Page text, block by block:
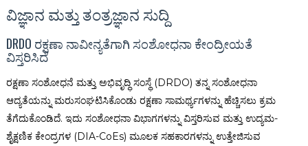
ವಿಜ್ಞಾನ ಮತ್ತು ತಂತ್ರಜ್ಞಾನ ಸುದ್ದಿ
DRDO ರಕ್ಷಣಾ ನಾವೀನ್ಯತೆಗಾಗಿ ಸಂಶೋಧನಾ ಕೇಂದ್ರೀಯತೆ
ವಿಸ್ತರಿಸಿದೆ
ರಕ್ಷಣಾ ಸಂಶೋಧನೆ ಮತ್ತು ಅಭಿವೃದ್ಧಿ ಸಂಸ್ಥೆ (DRDO) ತನ್ನ ಸಂಶೋಧನಾ
ಆದ್ಯತೆಯನ್ನು ಮರುಸಂಘಟಿಸಿಕೊಂಡು ರಕ್ಷಣಾ ಸಾಮರ್ಥ್ಯಗಳನ್ನು ಹೆಚ್ಚಿಸಲು ಕ್ರಮ
ತೆಗೆದುಕೊಂಡಿದೆ. ಇದು ಸಂಶೋಧನಾ ವಿಭಾಗಗಳನ್ನು ವಿಸ್ತರಿಸುವ ಮತ್ತು ಉದ್ಯಮ-
ಶೈಕ್ಷಣಿಕ ಕೇಂದ್ರಗಳ (DIA-CoEs) ಮೂಲಕ ಸಹಕಾರಗಳನ್ನು ಉತ್ತೇಜಿಸುವ